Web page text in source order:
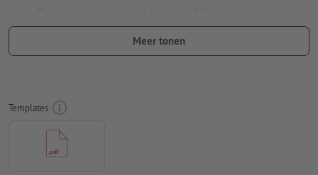
op de kop staat, dient in het opgemaakte bestand rekening
te worden gehouden met deleesrichting
Rondom 2 mm
ten minste 4 mm afstand ten opzichte van het eindformaat
Lettertypes
naar krommen
Meer tonen
Templates